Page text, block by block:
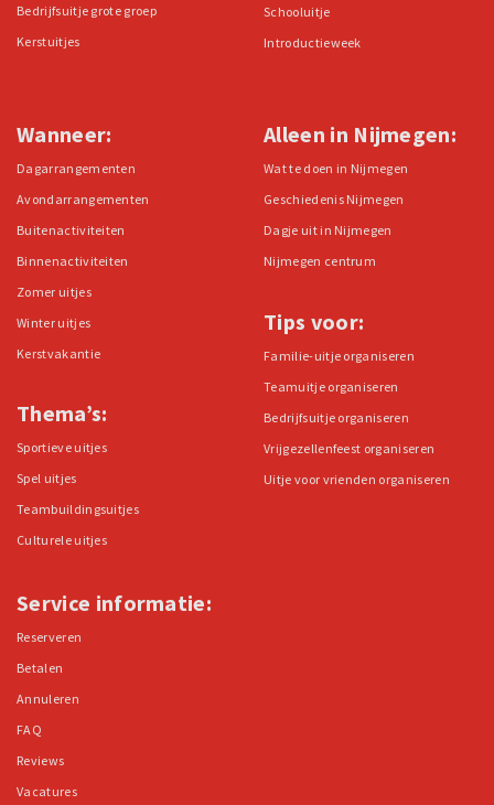
Bedrijfsuitje grote groep
Kerstuitjes
Schooluitje
Introductieweek
Wanneer:
Dagarrangementen
Avondarrangementen
Buitenactiviteiten
Binnenactiviteiten
Zomer uitjes
Winter uitjes
Kerstvakantie
Thema’s:
Sportieve uitjes
Spel uitjes
Teambuildingsuitjes
Culturele uitjes
Alleen in Nijmegen:
Wat te doen in Nijmegen
Geschiedenis Nijmegen
Dagje uit in Nijmegen
Nijmegen centrum
Tips voor:
Familie-uitje organiseren
Teamuitje organiseren
Bedrijfsuitje organiseren
Vrijgezellenfeest organiseren
Uitje voor vrienden organiseren
Service informatie:
Reserveren
Betalen
Annuleren
FAQ
Reviews
Vacatures